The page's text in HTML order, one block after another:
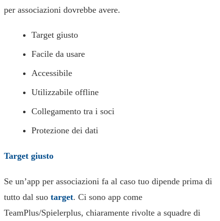
per associazioni dovrebbe avere.
Target giusto
Facile da usare
Accessibile
Utilizzabile offline
Collegamento tra i soci
Protezione dei dati
Target giusto
Se un’app per associazioni fa al caso tuo dipende prima di
tutto dal suo target. Ci sono app come
TeamPlus/Spielerplus, chiaramente rivolte a squadre di